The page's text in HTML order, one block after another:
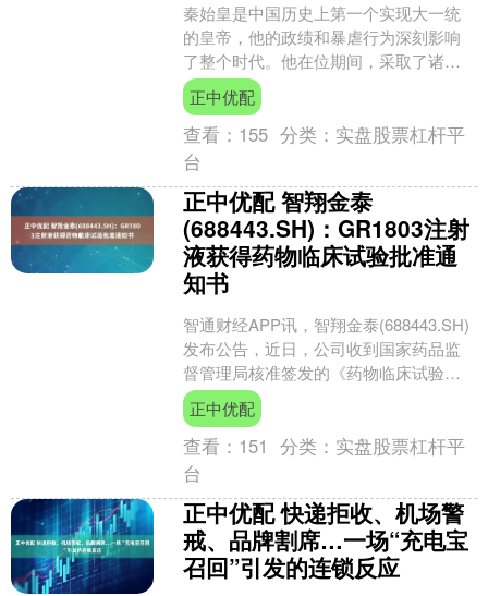
秦始皇是中国历史上第一个实现大一统
的皇帝，他的政绩和暴虐行为深刻影响
了整个时代。他在位期间，采取了诸如
焚书坑儒、修建万里长城、征服六国等
一系列强硬的措施，使得秦....
正中优配
查看： 155 分类： 实盘股票杠杆平
台
正中优配 智翔金泰
(688443.SH)：GR1803注射
液获得药物临床试验批准通
知书
智通财经APP讯，智翔金泰(688443.SH)
发布公告，近日，公司收到国家药品监
督管理局核准签发的《药物临床试验批
准通知书》，公司在研产品GR1803注射
液联....
正中优配
查看： 151 分类： 实盘股票杠杆平
台
正中优配 快递拒收、机场警
戒、品牌割席…一场“充电宝
召回”引发的连锁反应